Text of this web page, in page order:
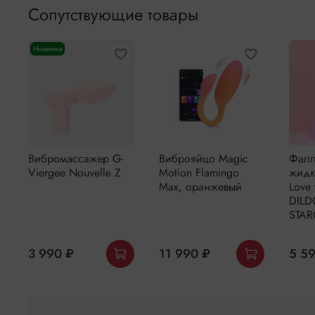
Сопутствующие товары
Новинка
Вибромассажер G-
Viergee Nouvelle Z
3 990 ₽
Виброяйцо Magic
Motion Flamingo
Max, оранжевый
11 990 ₽ 5